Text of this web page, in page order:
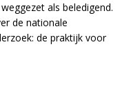
als beledigend.
de nationale
de praktijk voor